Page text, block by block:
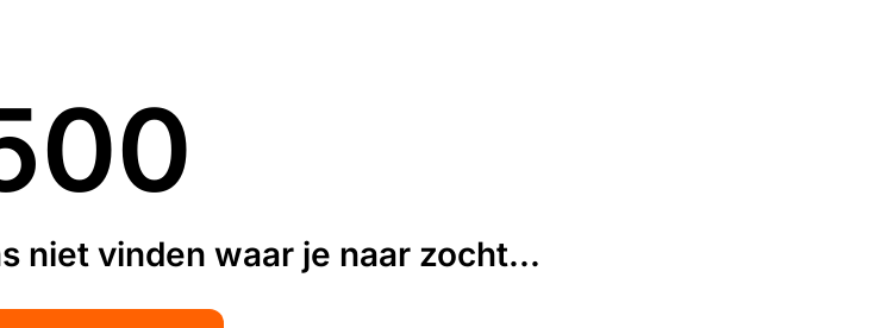
500
niet vinden waar je naar zocht...